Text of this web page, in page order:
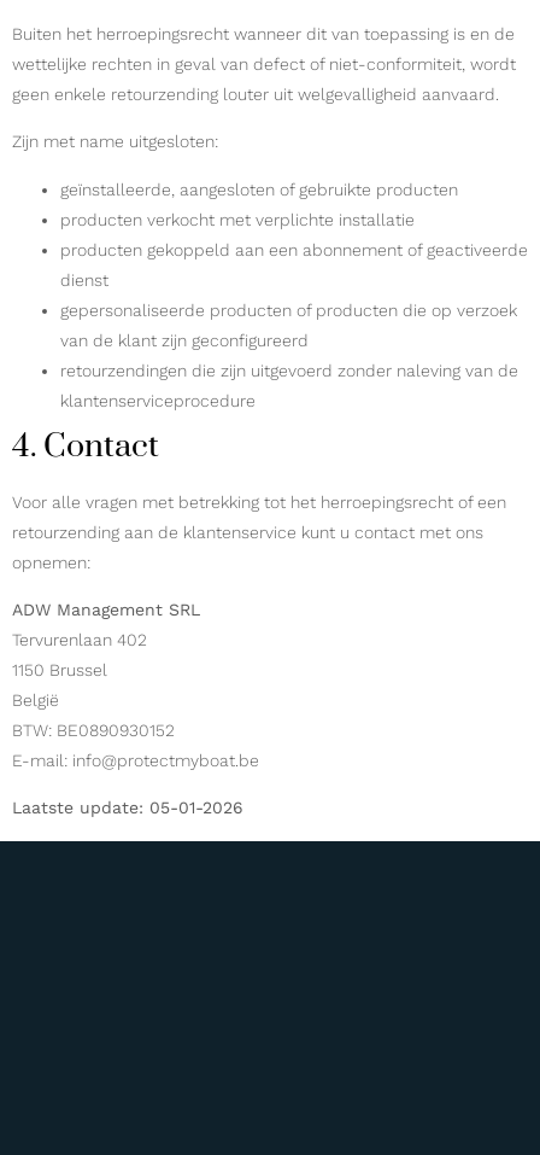
Buiten het herroepingsrecht wanneer dit van toepassing is en de
wettelijke rechten in geval van defect of niet-conformiteit, wordt
geen enkele retourzending louter uit welgevalligheid aanvaard.
Zijn met name uitgesloten:
geïnstalleerde, aangesloten of gebruikte producten
producten verkocht met verplichte installatie
producten gekoppeld aan een abonnement of geactiveerde
dienst
gepersonaliseerde producten of producten die op verzoek
van de klant zijn geconfigureerd
retourzendingen die zijn uitgevoerd zonder naleving van de
klantenserviceprocedure
4. Contact
Voor alle vragen met betrekking tot het herroepingsrecht of een
retourzending aan de klantenservice kunt u contact met ons
opnemen:
ADW Management SRL
Tervurenlaan 402
1150 Brussel
België
BTW: BE0890930152
E-mail: info@protectmyboat.be
Laatste update: 05-01-2026